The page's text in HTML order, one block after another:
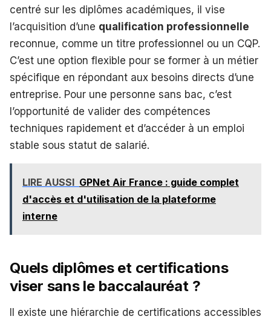
centré sur les diplômes académiques, il vise
l’acquisition d’une qualification professionnelle
reconnue, comme un titre professionnel ou un CQP.
C’est une option flexible pour se former à un métier
spécifique en répondant aux besoins directs d’une
entreprise. Pour une personne sans bac, c’est
l’opportunité de valider des compétences
techniques rapidement et d’accéder à un emploi
stable sous statut de salarié.
LIRE AUSSI GPNet Air France : guide complet
d'accès et d'utilisation de la plateforme
interne
Quels diplômes et certifications
viser sans le baccalauréat ?
Il existe une hiérarchie de certifications accessibles